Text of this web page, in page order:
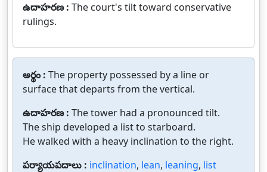
ఉదాహరణ : The court's tilt toward conservative
rulings.
అర్థం : The property possessed by a line or
surface that departs from the vertical.
ఉదాహరణ : The tower had a pronounced tilt.
The ship developed a list to starboard.
He walked with a heavy inclination to the right.
పర్యాయపదాలు : inclination, lean, leaning, list